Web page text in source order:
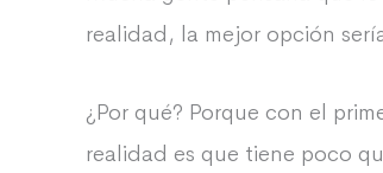
realidad, la mejor opción
¿Por qué? Porque con el
realidad es que tiene poco